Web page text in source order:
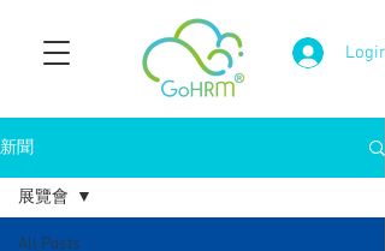
Login
新聞
All Posts
展覽會